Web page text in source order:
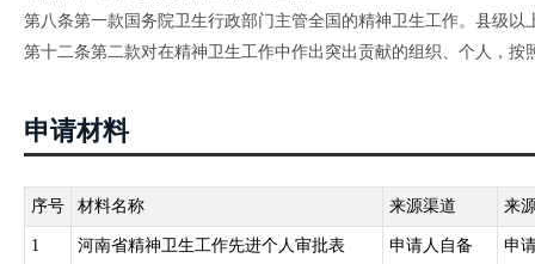
第八条第一款国务院卫生行政部门主管全国的精神卫生工作。县级
第十二条第二款对在精神卫生工作中作出突出贡献的组织、个人，按
申请材料
序号 材料名称 来源渠道 来
1 河南省精神卫生工作先进个人审批表 申请人自备 申